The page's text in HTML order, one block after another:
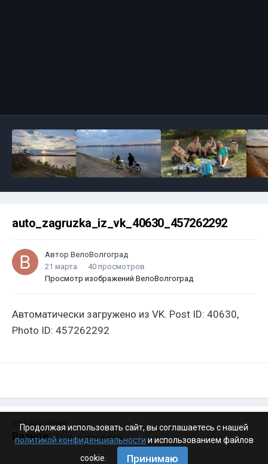
auto_zagruzka_iz_vk_40630_457262292
Автор ВелоВолгоград
21 марта
40 просмотров
Просмотр изображений ВелоВолгоград
Автоматически загружено из VK. Post ID: 40630,
Photo ID: 457262292
ИЗ КАТЕГОРИИ:
Разное · 4 199 изображений
Продолжая использовать сайт, вы соглашаетесь с нашей
политикой конфиденциальности и использованием файлов
cookie.
Принимаю